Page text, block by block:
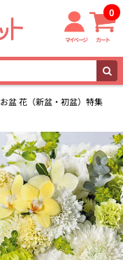
マイページ カート
0
お盆 花（新盆・初盆）特集